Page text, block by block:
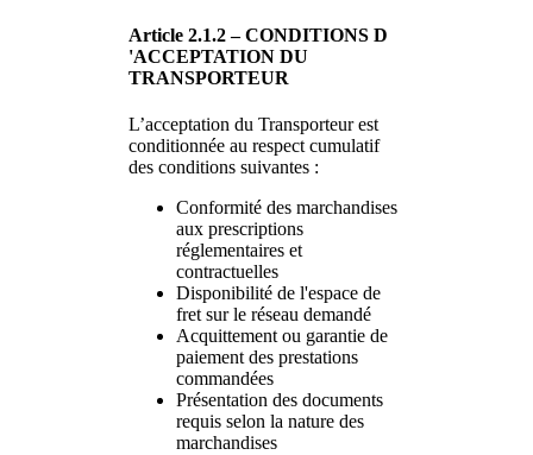
Article 2.1.2 – CONDITIONS D
'ACCEPTATION DU
TRANSPORTEUR
L’acceptation du Transporteur est
conditionnée au respect cumulatif
des conditions suivantes :
Conformité des marchandises
aux prescriptions
réglementaires et
contractuelles
Disponibilité de l'espace de
fret sur le réseau demandé
Acquittement ou garantie de
paiement des prestations
commandées
Présentation des documents
requis selon la nature des
marchandises